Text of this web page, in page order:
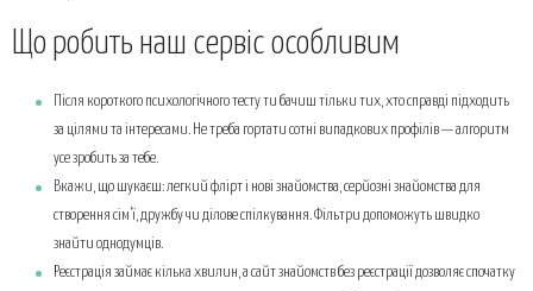
Що робить наш сервіс особливим
Після короткого психологічного тесту ти бачиш тільки тих, хто справді підходить
за цілями та інтересами. Не треба гортати сотні випадкових профілів — алгоритм
усе зробить за тебе.
Вкажи, що шукаєш: легкий флірт і нові знайомства, серйозні знайомства для
створення сім’ї, дружбу чи ділове спілкування. Фільтри допоможуть швидко
знайти однодумців.
Реєстрація займає кілька хвилин, а сайт знайомств без реєстрації дозволяє спочатку